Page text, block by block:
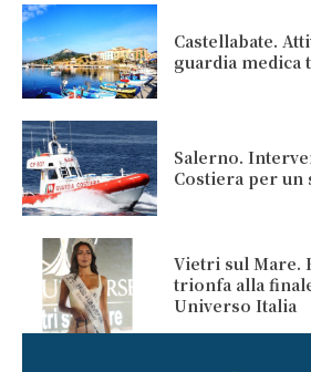
Castellabate.
guardia medica
Salerno.
Costiera per
Vietri sul Mare.
trionfa alla
Universo Italia